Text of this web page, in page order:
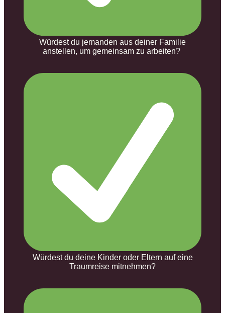
Würdest du jemanden aus deiner Familie
anstellen, um gemeinsam zu arbeiten?
Würdest du deine Kinder oder Eltern auf eine
Traumreise mitnehmen?